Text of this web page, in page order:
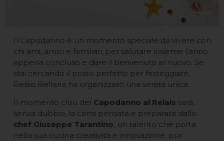
Il Capodanno è un momento speciale da vivere con
chi ami, amici e familiari, per salutare insieme l’anno
appena concluso e dare il benvenuto al nuovo. Se
stai cercando il posto perfetto per festeggiare,
Relais Bellaria ha organizzato una serata unica.
Il momento clou del Capodanno al Relais sarà,
senza dubbio, la cena pensata e preparata dallo
chef Giuseppe Tarantino, un talento che porta
nella sua cucina creatività e innovazione, pur